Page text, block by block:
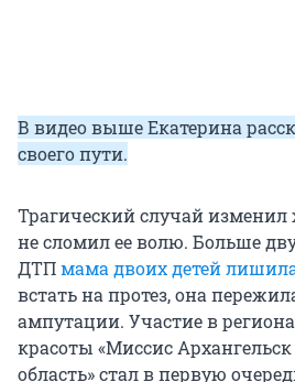
В видео выше Екатерина
своего пути.
Трагический случай
не сломил ее волю. Больше
ДТПмама двоих детей
встать на протез, она
ампутации. Участие в
красоты «Миссис
область» стал в первую